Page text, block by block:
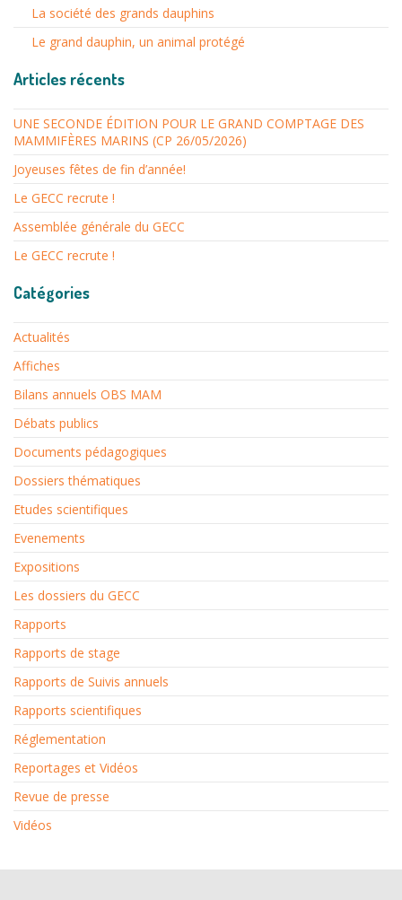
La société des grands dauphins
Le grand dauphin, un animal protégé
Articles récents
UNE SECONDE ÉDITION POUR LE GRAND COMPTAGE DES
MAMMIFÈRES MARINS (CP 26/05/2026)
Joyeuses fêtes de fin d’année!
Le GECC recrute !
Assemblée générale du GECC
Le GECC recrute !
Catégories
Actualités
Affiches
Bilans annuels OBS MAM
Débats publics
Documents pédagogiques
Dossiers thématiques
Etudes scientifiques
Evenements
Expositions
Les dossiers du GECC
Rapports
Rapports de stage
Rapports de Suivis annuels
Rapports scientifiques
Réglementation
Reportages et Vidéos
Revue de presse
Vidéos